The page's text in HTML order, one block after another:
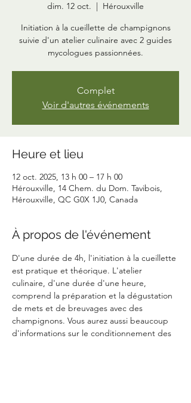
dim. 12 oct.
  |
Hérouxville
Initiation à la cueillette de champignons
suivie d'un atelier culinaire avec 2 guides
mycologues passionnées.
Complet
Voir d'autres événements
Heure et lieu
12 oct. 2025, 13 h 00 – 17 h 00
Hérouxville, 14 Chem. du Dom. Tavibois,
Hérouxville, QC G0X 1J0, Canada
À propos de l'événement
D'une durée de 4h, l'initiation à la cueillette
est pratique et théorique. L'atelier
culinaire, d'une durée d'une heure,
comprend la préparation et la dégustation
de mets et de breuvages avec des
champignons. Vous aurez aussi beaucoup
d'informations sur le conditionnement des